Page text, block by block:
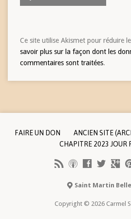
Ce site utilise Akismet pour réduire
savoir plus sur la façon dont les
commentaires sont traitées.
FAIRE UN DON ANCIEN SITE
CHAPITRE 2023 JOUR
Saint Martin
Copyright © 2026 Carmel